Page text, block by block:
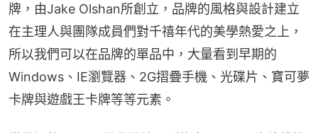
牌，由Jake Olshan所創立，品牌的風格與設計建立
在主理人與團隊成員們對千禧年代的美學熱愛之上，
所以我們可以在品牌的單品中，大量看到早期的
Windows、IE瀏覽器、2G摺疊手機、光碟片、寶可夢
卡牌與遊戲王卡牌等等元素。